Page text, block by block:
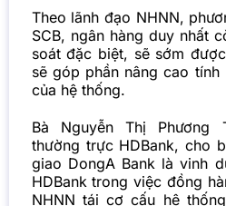
Theo lãnh đạo NHNN,
SCB, ngân hàng duy nhất
soát đặc biệt, sẽ sớm
sẽ góp phần nâng cao tính
của hệ thống.
Bà Nguyễn Thị Phương
thường trực HDBank, cho
giao DongA Bank là vinh
HDBank trong việc đồng
NHNN tái cơ cấu hệ